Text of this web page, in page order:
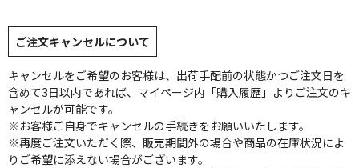
ご注文キャンセルについて
キャンセルをご希望のお客様は、出荷手配前の状態かつご注文日を
含めて3日以内であれば、マイページ内「購入履歴」よりご注文のキ
ャンセルが可能です。
※お客様ご自身でキャンセルの手続きをお願いいたします。
※再度ご注文いただく際、販売期間外の場合や商品の在庫状況によ
りご希望に添えない場合がございます。